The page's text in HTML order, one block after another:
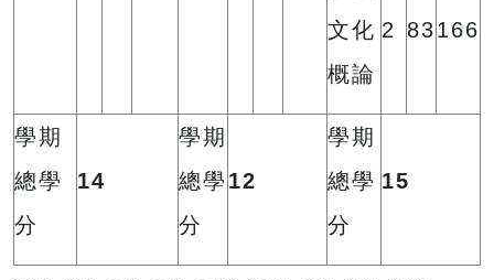
文化
概論
2 83166
學期
總學
分
14
學期
總學
分
12
學期
總學
分
15